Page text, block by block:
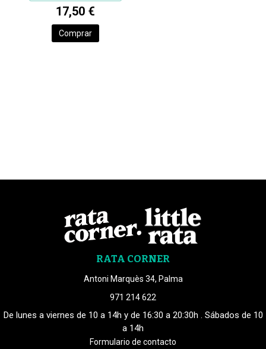
17,50 €
Comprar
RATA CORNER
Antoni Marquès 34, Palma
971 214 622
De lunes a viernes de 10 a 14h y de 16:30 a 20:30h . Sábados de 10
a 14h
Formulario de contacto